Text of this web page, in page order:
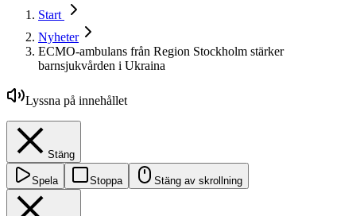
Start
Nyheter
ECMO-ambulans från Region Stockholm stärker
barnsjukvården i Ukraina
Lyssna på innehållet
Stäng
Spela Stoppa Stäng av skrollning